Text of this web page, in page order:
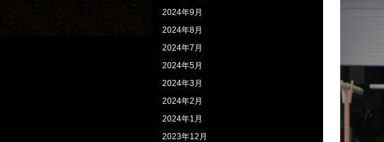
2024年9月
2024年8月
2024年7月
2024年5月
2024年3月
2024年2月
2024年1月
2023年12月